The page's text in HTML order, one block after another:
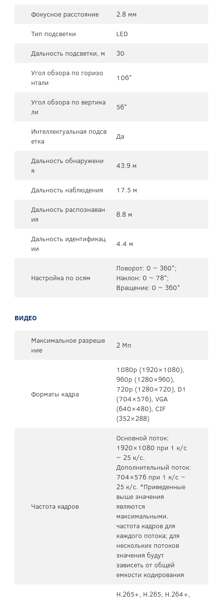
Фокусное расстояние
2.8 мм
Тип подсветки
LED
Дальность подсветки, м
30
Угол обзора по горизо
нтали
106°
Угол обзора по вертика
ли
56°
Интеллектуальная подсв
етка
Да
Дальность обнаружени
я
43.9 м
Дальность наблюдения
17.5 м
Дальность распознаван
ия
8.8 м
Дальность идентификац
ии
4.4 м
Настройка по осям
Поворот: 0 ~ 360°;
Наклон: 0 ~ 78°;
Вращение: 0 ~ 360°
ВИДЕО
Максимальное разреше
ние
2 Мп
Форматы кадра
1080p (1920×1080),
960p (1280×960),
720p (1280×720), D1
(704×576), VGA
(640×480), CIF
(352×288)
Частота кадров
Основной поток:
1920×1080 при 1 к/с
~ 25 к/с.
Дополнительный поток:
704×576 при 1 к/с ~
25 к/с. *Приведенные
выше значения
являются
максимальными.
частота кадров для
каждого потока; для
нескольких потоков
значения будут
зависеть от общей
емкости кодирования
H.265+, H.265, H.264+,